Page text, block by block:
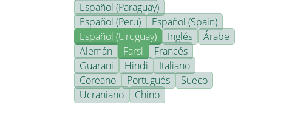
Español (Paraguay)
Español (Peru)
Español (Spain)
Español (Uruguay)
Inglés
Árabe
Alemán
Farsi
Francés
Guarani
Hindi
Italiano
Coreano
Portugués
Sueco
Ucraniano
Chino